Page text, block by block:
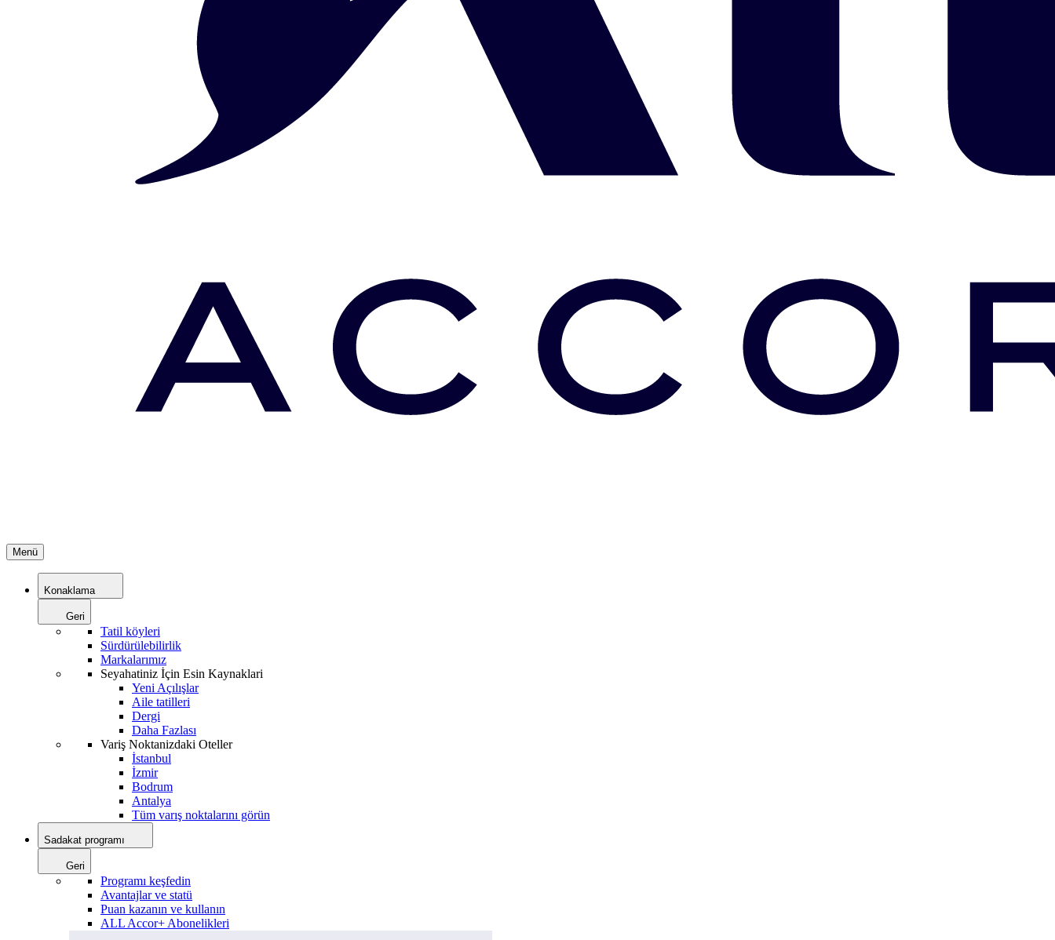
Menü
Konaklama
Geri
Tatil köyleri
Sürdürülebilirlik
Markalarımız
Seyahatiniz İçin Esin Kaynaklari
Yeni Açılışlar
Aile tatilleri
Dergi
Daha Fazlası
Variş Noktanizdaki Oteller
İstanbul
İzmir
Bodrum
Antalya
Tüm varış noktalarını görün
Sadakat programı
Geri
Programı keşfedin
Avantajlar ve statü
Puan kazanın ve kullanın
ALL Accor+ Abonelikleri